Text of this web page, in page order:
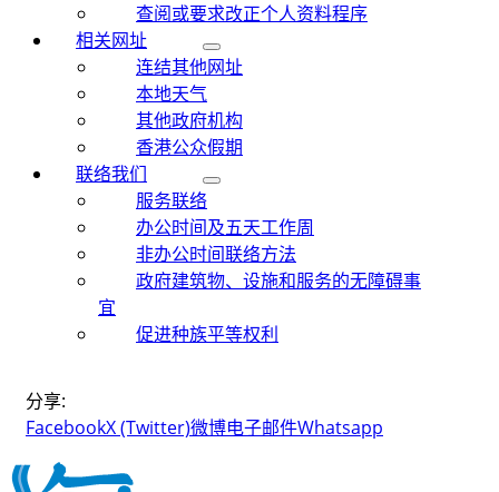
查阅或要求改正个人资料程序
相关网址
连结其他网址
本地天气
其他政府机构
香港公众假期
联络我们
服务联络
办公时间及五天工作周
非办公时间联络方法
政府建筑物、设施和服务的无障碍事
宜
促进种族平等权利
分享:
FacebookX (Twitter)微博电子邮件Whatsapp